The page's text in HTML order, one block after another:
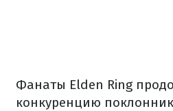
Фанаты Elden Ring
конкуренцию